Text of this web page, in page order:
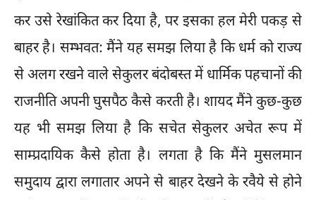
कर उसे रेखांकित कर दिया है, पर इसका हल मेरी पकड़ से
बाहर है। सम्भवत: मैंने यह समझ लिया है कि धर्म को राज्य
से अलग रखने वाले सेकुलर बंदोबस्त में धार्मिक पहचानों की
राजनीति अपनी घुसपैठ कैसे करती है। शायद मैंने कुछ-कुछ
यह भी समझ लिया है कि सचेत सेकुलर अचेत रूप में
साम्प्रदायिक कैसे होता है। लगता है कि मैंने मुसलमान
समुदाय द्वारा लगातार अपने से बाहर देखने के रवैये से होने